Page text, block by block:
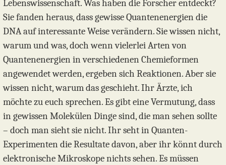
Lebenswissenschaft. Was haben die Forscher entdeckt?
Sie fanden heraus, dass gewisse Quantenenergien die
DNA auf interessante Weise verändern. Sie wissen nicht,
warum und was, doch wenn vielerlei Arten von
Quantenenergien in verschiedenen Chemieformen
angewendet werden, ergeben sich Reaktionen. Aber sie
wissen nicht, warum das geschieht. Ihr Ärzte, ich
möchte zu euch sprechen. Es gibt eine Vermutung, dass
in gewissen Molekülen Dinge sind, die man sehen sollte
– doch man sieht sie nicht. Ihr seht in Quanten-
Experimenten die Resultate davon, aber ihr könnt durch
elektronische Mikroskope nichts sehen. Es müssen